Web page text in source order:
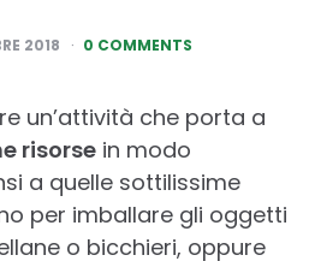
2018 0 COMMENTS
un’attività che porta a
risorse in modo
a quelle sottilissime
per imballare gli oggetti
o bicchieri, oppure